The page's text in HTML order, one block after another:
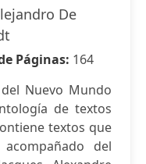
De
Páginas: 164
Nuevo Mundo
de textos
textos que
del